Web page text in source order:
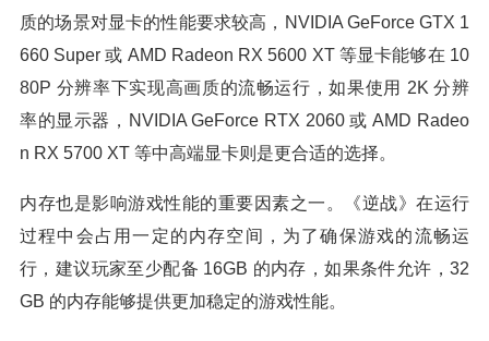
质的场景对显卡的性能要求较高，NVIDIA GeForce GTX 1
660 Super 或 AMD Radeon RX 5600 XT 等显卡能够在 10
80P 分辨率下实现高画质的流畅运行，如果使用 2K 分辨
率的显示器，NVIDIA GeForce RTX 2060 或 AMD Radeo
n RX 5700 XT 等中高端显卡则是更合适的选择。
内存也是影响游戏性能的重要因素之一。《逆战》在运行
过程中会占用一定的内存空间，为了确保游戏的流畅运
行，建议玩家至少配备 16GB 的内存，如果条件允许，32
GB 的内存能够提供更加稳定的游戏性能。